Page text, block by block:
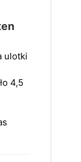
ulotki
4,5